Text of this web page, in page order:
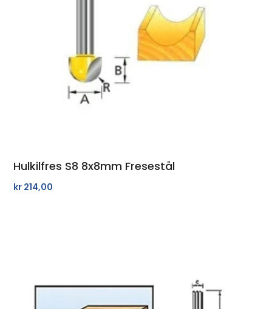
Hulkilfres S8 8x8mm Fresestål
kr 214,00